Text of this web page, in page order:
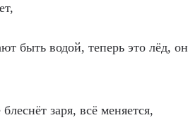
быть водой, теперь это лёд, он
заря, всё меняется,